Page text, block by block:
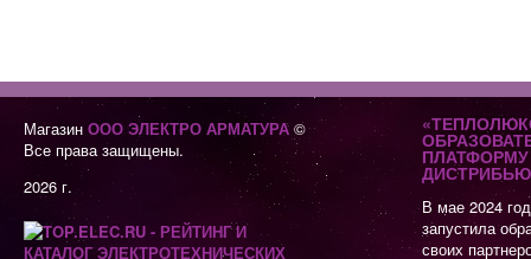
Магазин ООО ЭЛЕКТРО АРМАТУРА©
Все права защищены.
2026 г.
В мае 2024
запустила
своих